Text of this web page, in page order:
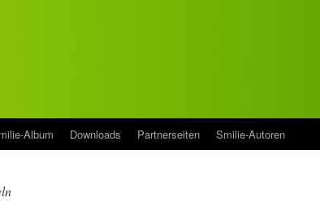
Album Downloads Partnerseiten Smilie-Autoren